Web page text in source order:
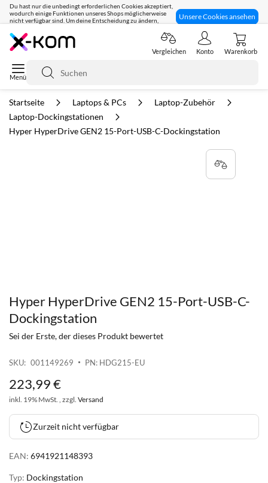
Du hast nur die unbedingt erforderlichen Cookies akzeptiert,
wodurch einige Funktionen unseres Shops möglicherweise
nicht verfügbar sind. Um deine Entscheidung zu ändern,
Unsere Cookies ansehen
Seit 8 Jahren für dich da!
Suche
Vergleichen Konto Warenkorb
Startseite Laptops & PCs
Laptop-Zubehör
Laptop-Dockingstationen
Hyper HyperDrive GEN2 15-Port-USB-C-Dockingstation
Hyper HyperDrive GEN2 15-Port-USB-C-
Dockingstation
SKU 001149269 PN: HDG215-EU
Sei der Erste, der dieses Produkt bewertet
EAN: 6941921148393
Typ: Dockingstation
223,99€
inkl. 19% MwSt. , zzgl. Versand
Zurzeit nicht verfügbar
Zum
Anfang
Bildgalerie